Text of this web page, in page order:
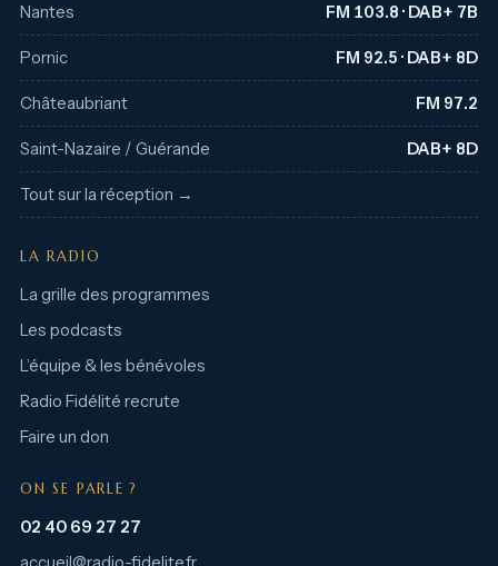
Nantes FM 103.8 · DAB+ 7B
Pornic FM 92.5 · DAB+ 8D
Châteaubriant FM 97.2
Saint-Nazaire / Guérande DAB+ 8D
Tout sur la réception →
LA RADIO
La grille des programmes
Les podcasts
L’équipe & les bénévoles
Radio Fidélité recrute
Faire un don
ON SE PARLE ?
02 40 69 27 27